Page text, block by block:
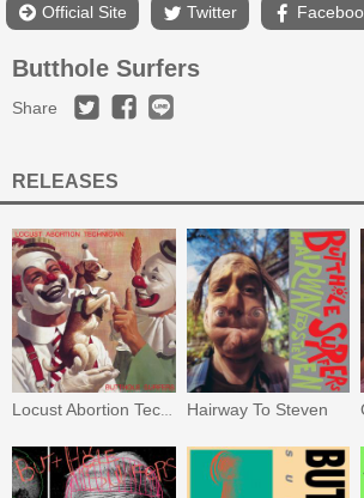
Official Site Twitter
Butthole Surfers
Share
RELEASES
Hairway To Steven